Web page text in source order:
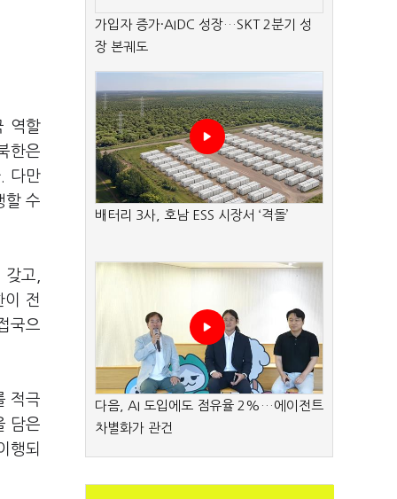
역할
한은
다만
할 수
고,
전
국으
적극
담은
행되
가입자 증가·AIDC 성장…SKT 2분기 성
장 본궤도
배터리 3사, 호남 ESS 시장서 ‘격돌’
다음, AI 도입에도 점유율 2%…에이전트
차별화가 관건